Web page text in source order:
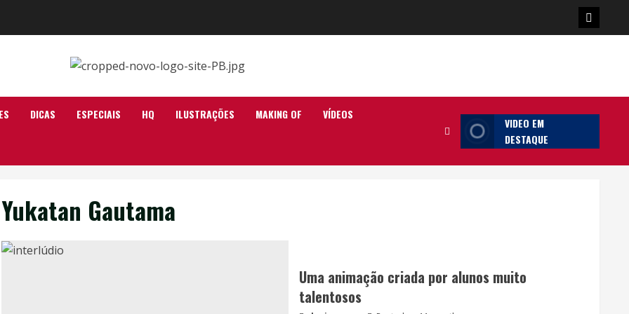
Poster
da
DICAS ESPECIAIS HQ ILUSTRAÇÕES MAKING OF VÍDEOS
VIDEO EM
DESTAQUE
Yukatan Gautama
Uma animação criada por alunos muito
talentosos